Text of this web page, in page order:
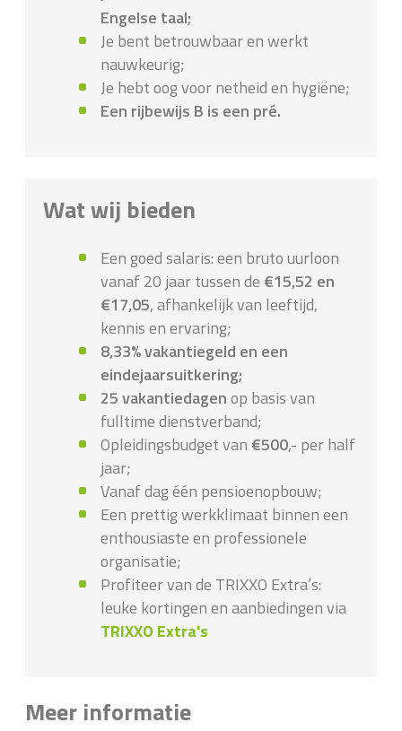
Engelse taal;
Je bent betrouwbaar en werkt
nauwkeurig;
Je hebt oog voor netheid en hygiëne;
Een rijbewijs B is een pré.
Wat wij bieden
Een goed salaris: een bruto uurloon
vanaf 20 jaar tussen de €15,52 en
€17,05, afhankelijk van leeftijd,
kennis en ervaring;
8,33% vakantiegeld en een
eindejaarsuitkering;
25 vakantiedagenop basis van
fulltime dienstverband;
Opleidingsbudget van €500,- per half
jaar;
Vanaf dag één pensioenopbouw;
Een prettig werkklimaat binnen een
enthousiaste en professionele
organisatie;
Profiteer van de TRIXXO Extra’s:
leuke kortingen en aanbiedingen via
TRIXXO Extra's
Meer informatie